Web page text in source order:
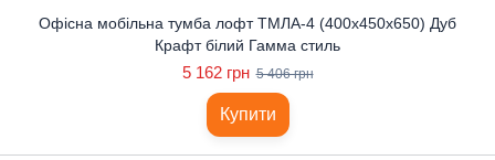
Офісна мобільна тумба лофт ТМЛА-4 (400x450x650) Дуб
Крафт білий Гамма стиль
5 162 грн 5 406 грн
Купити